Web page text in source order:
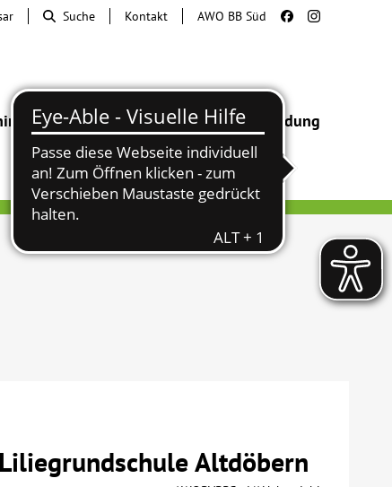
Beratung & HilfeBegegnung Bildung
Suche Kontakt AWO BB Süd
Altdöbern